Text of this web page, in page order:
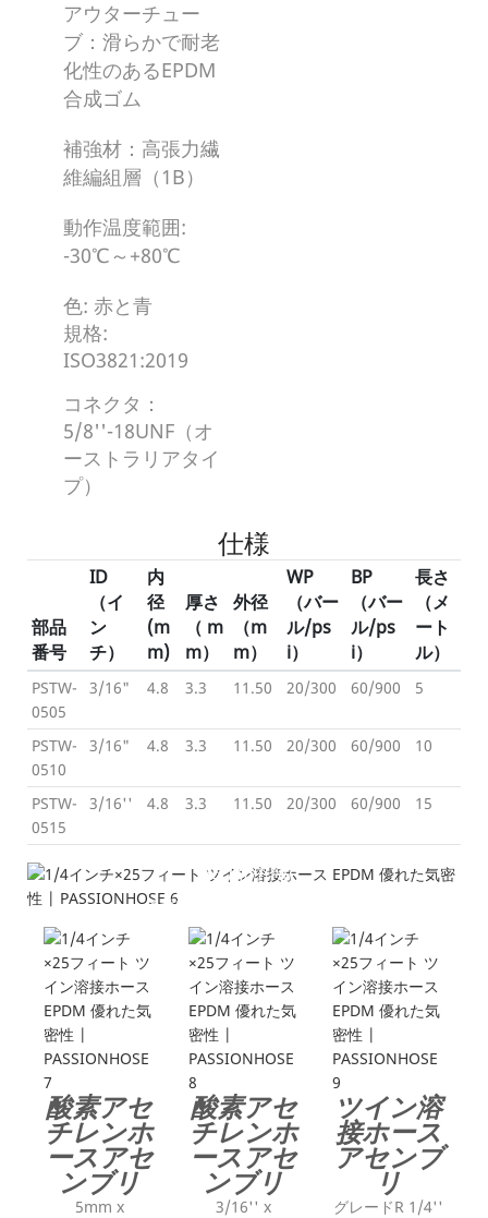
アウターチュー
ブ：滑らかで耐老
化性のあるEPDM
合成ゴム
補強材：高張力繊
維編組層（1B）
動作温度範囲:
-30℃～+80℃
色: 赤と青
規格:
ISO3821:2019
コネクタ：
5/8''-18UNF（オ
ーストラリアタイ
プ）
仕様
部品
番号
ID
（イ
ン
チ）
内
径
(m
m)
厚さ
（ m
m）
外径
（m
m）
WP
（バー
ル/ps
i）
BP
（バー
ル/ps
i）
長さ
（メ
ート
ル）
PSTW-
0505
3/16" 4.8 3.3 11.50 20/300 60/900 5
PSTW-
0510
3/16" 4.8 3.3 11.50 20/300 60/900 10
PSTW-
0515
3/16'' 4.8 3.3 11.50 20/300 60/900 15
製品詳細
---各種ツインホースアセンブリ---
酸素アセ
チレンホ
ースアセ
ンブリ
5mm x
酸素アセ
チレンホ
ースアセ
ンブリ
3/16'' x
ツイン溶
接ホース
アセンブ
リ
グレードR 1/4''